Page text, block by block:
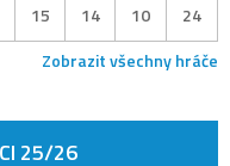
15 14 10
24
Zobrazit všechny hráče
25/26